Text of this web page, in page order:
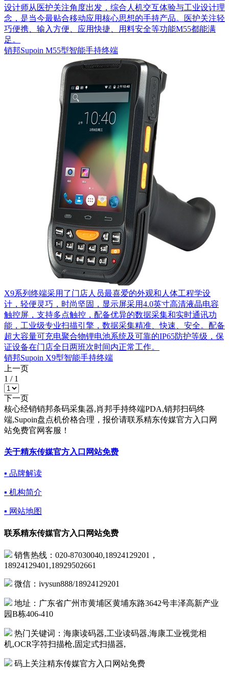
设计师从医护关注角度出发，综合人机交互体验与工业设计理
念，是当今最贴合移动应用核心思想的手持产品。医护关注轻
巧便携、输入方便、应用快捷、用料安全等功能M55都能满
足。
销邦Supoin M55型智能手持终端
X9系列终端采用了门店人员最喜爱的外观和人体工程学设
计，轻便灵巧，时尚坚固，显示屏采用4.0英寸高清液晶电容
触控屏，支持多点触控，配备优异的数据采集和实时通讯功
能，工业级专业扫描引擎，数据采集精准、快速、安全。配备
超大容量可充电聚合物锂电池系统及可靠的IP65防护等级，保
证设备在门店全日两班次时间内正常工作。
销邦Supoin X9型智能手持终端
上一页
1 / 1
下一页
核心经销销邦条码采集器,肖邦手持终端PDA,销邦扫码终
端,Supoin盘点机价格合理，报价请联系精东传媒官方入口网
站免费官网客服！
关于精东传媒官方入口网站免费
▪ 品牌解读
▪ 机构简介
▪ 网站地图
联系精东传媒官方入口网站免费
销售热线：020-87030040,18924129201，
18924129401,18929502661
微信：ivysun888/18924129201
地址：广东省广州市黄埔区黄埔东路3642号丰泽高新产业
园B栋406-410
热门关键词：海康读码器,工业读码器,海康工业视觉相
机,OCR字符扫描枪,固定式扫描器,
码上关注精东传媒官方入口网站免费